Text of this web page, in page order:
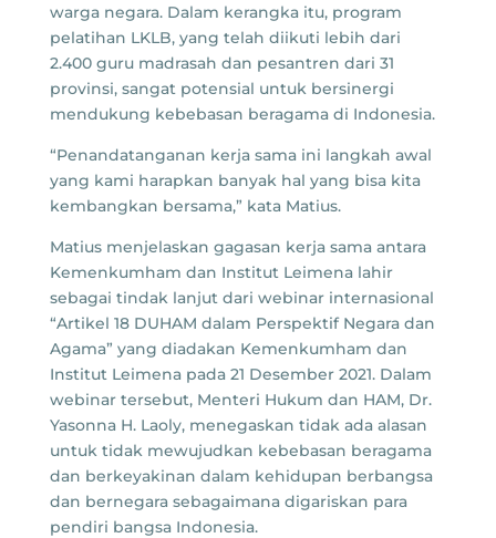
warga negara. Dalam kerangka itu, program
pelatihan LKLB, yang telah diikuti lebih dari
2.400 guru madrasah dan pesantren dari 31
provinsi, sangat potensial untuk bersinergi
mendukung kebebasan beragama di Indonesia.
“Penandatanganan kerja sama ini langkah awal
yang kami harapkan banyak hal yang bisa kita
kembangkan bersama,” kata Matius.
Matius menjelaskan gagasan kerja sama antara
Kemenkumham dan Institut Leimena lahir
sebagai tindak lanjut dari webinar internasional
“Artikel 18 DUHAM dalam Perspektif Negara dan
Agama” yang diadakan Kemenkumham dan
Institut Leimena pada 21 Desember 2021. Dalam
webinar tersebut, Menteri Hukum dan HAM, Dr.
Yasonna H. Laoly, menegaskan tidak ada alasan
untuk tidak mewujudkan kebebasan beragama
dan berkeyakinan dalam kehidupan berbangsa
dan bernegara sebagaimana digariskan para
pendiri bangsa Indonesia.